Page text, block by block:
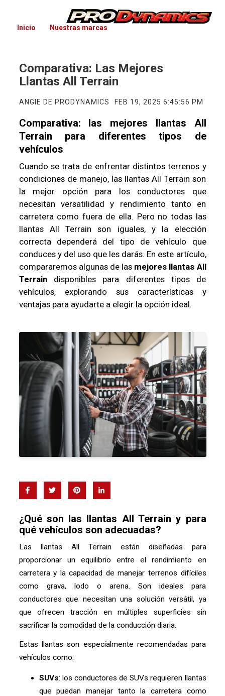
Inicio Nuestras marcas
Comparativa: Las Mejores
Llantas All Terrain
ANGIE DE PRODYNAMICS FEB 19, 2025 6:45:56 PM
Comparativa: las mejores llantas All
Terrain para diferentes tipos de
vehículos
Cuando se trata de enfrentar distintos terrenos y
condiciones de manejo, las llantas All Terrain son
la mejor opción para los conductores que
necesitan versatilidad y rendimiento tanto en
carretera como fuera de ella. Pero no todas las
llantas All Terrain son iguales, y la elección
correcta dependerá del tipo de vehículo que
conduces y del uso que les darás. En este artículo,
compararemos algunas de las mejores llantas All
Terraindisponibles para diferentes tipos de
vehículos, explorando sus características y
ventajas para ayudarte a elegir la opción ideal.
¿Qué son las llantas All Terrain y para
qué vehículos son adecuadas?
Las llantas All Terrain están diseñadas para
proporcionar un equilibrio entre el rendimiento en
carretera y la capacidad de manejar terrenos difíciles
como grava, lodo o arena. Son ideales para
conductores que necesitan una solución versátil, ya
que ofrecen tracción en múltiples superficies sin
sacrificar la comodidad de la conducción diaria.
Estas llantas son especialmente recomendadas para
vehículos como:
SUVs: los conductores de SUVs requieren llantas
que puedan manejar tanto la carretera como